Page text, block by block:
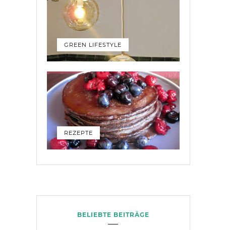
GREEN LIFESTYLE
REZEPTE
BELIEBTE BEITRÄGE